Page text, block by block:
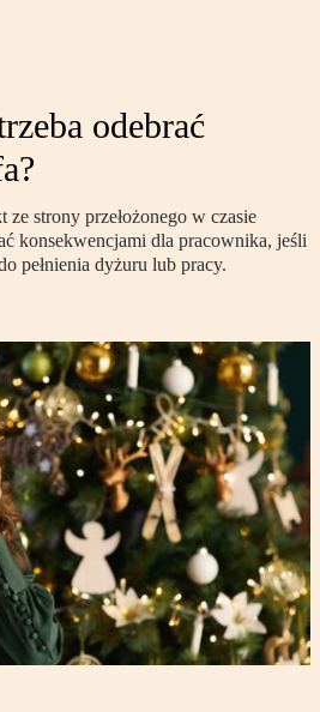
odebrać
strony przełożonego w czasie
konsekwencjami dla pracownika, jeśli
pełnienia dyżuru lub pracy.